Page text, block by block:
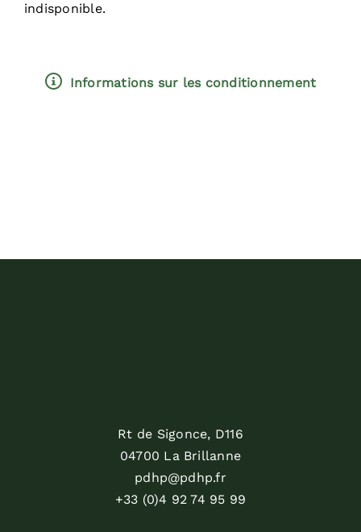
indisponible.
Informations sur les conditionnement
Rt de Sigonce, D116
04700 La Brillanne
pdhp@pdhp.fr
+33 (0)4 92 74 95 99